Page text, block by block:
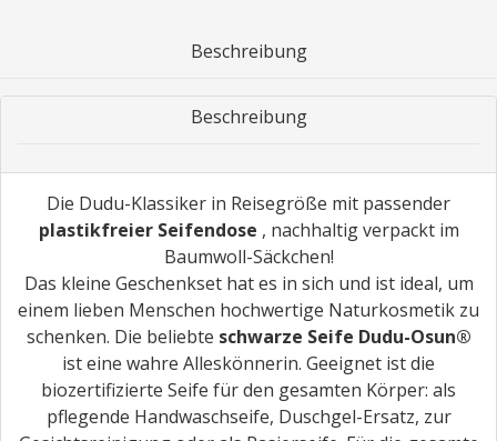
Beschreibung
Beschreibung
Die Dudu-Klassiker in Reisegröße mit passender
plastikfreier Seifendose , nachhaltig verpackt im
Baumwoll-Säckchen!
Das kleine Geschenkset hat es in sich und ist ideal, um
einem lieben Menschen hochwertige Naturkosmetik zu
schenken. Die beliebte schwarze Seife Dudu-Osun®
ist eine wahre Alleskönnerin. Geeignet ist die
biozertifizierte Seife für den gesamten Körper: als
pflegende Handwaschseife, Duschgel-Ersatz, zur